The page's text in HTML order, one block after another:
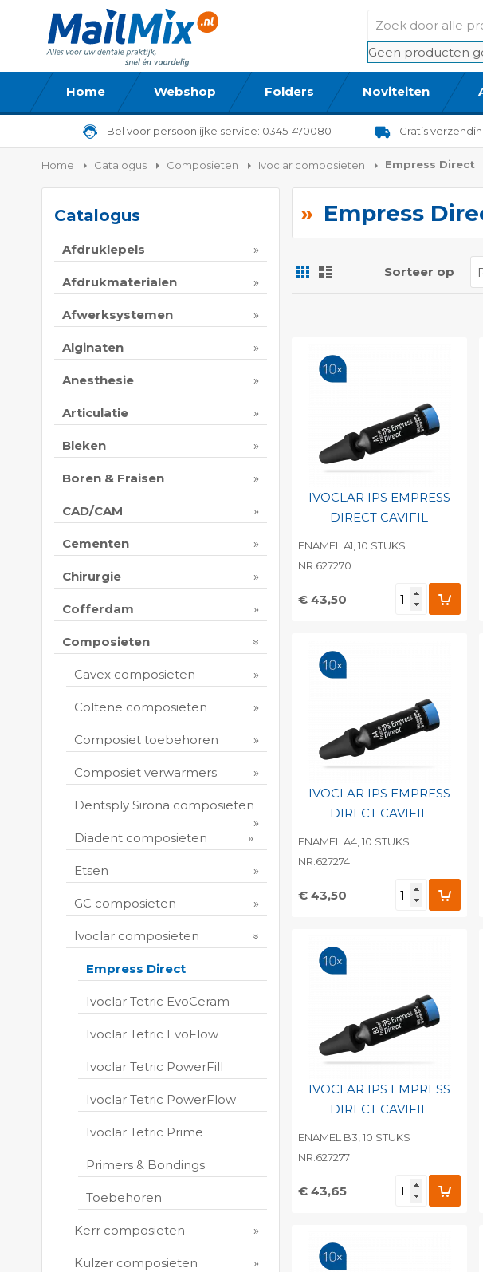
Geen producten
Home Webshop Folders Noviteiten
Bel voor persoonlijke service: 0345-470080 Gratis
Home Catalogus Composieten Ivoclar composieten Empress Direct
Empress
Foto-
tabel Sorteer op
IVOCLAR IPS EMPRESS
DIRECT CAVIFIL
ENAMEL A1, 10 STUKS
NR.627270
€ 43,50
Print barcode
IVOCLAR IPS EMPRESS
DIRECT CAVIFIL
ENAMEL A4, 10 STUKS
NR.627274
€ 43,50
Print barcode
IVOCLAR IPS EMPRESS
DIRECT CAVIFIL
ENAMEL B3, 10 STUKS
NR.627277
€ 43,65
Print barcode
Catalogus
Afdruklepels
Afdrukmaterialen
Afwerksystemen
Alginaten
Anesthesie
Articulatie
Bleken
Boren & Fraisen
CAD/CAM
Cementen
Chirurgie
Cofferdam
Composieten
Cavex composieten
Coltene composieten
Composiet toebehoren
Composiet verwarmers
Dentsply Sirona composieten
Diadent composieten
Etsen
GC composieten
Ivoclar composieten
Empress Direct
Ivoclar Tetric EvoCeram
Ivoclar Tetric EvoFlow
Ivoclar Tetric PowerFill
Ivoclar Tetric PowerFlow
Ivoclar Tetric Prime
Primers & Bondings
Toebehoren
Kerr composieten
Kulzer composieten